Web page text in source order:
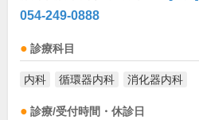
054-249-0888
診療科目
内科 循環器内科 消化器内科
診療/受付時間・休診日